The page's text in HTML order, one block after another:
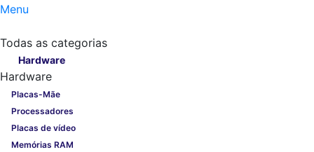
Menu
Todas as categorias
Hardware
Hardware
Placas-Mãe
Processadores
Placas de vídeo
Memórias RAM